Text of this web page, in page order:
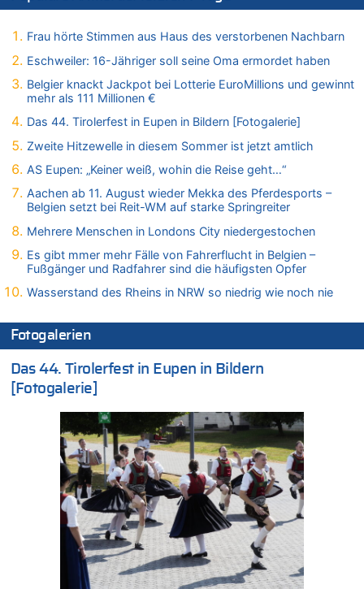
Leipzig, Mechernich und die Frage: Wer steckt hinter den
Leipzig, Mechernich und die Frage: Wer steckt hinter den
Drohnen mit Strengstoff? War es Russland?
08.08.2026 - 20:49 von Marcel Scholzen Eimerscheid zu
Leipzig, Mechernich und die Frage: Wer steckt hinter den
Wasserstand des Rheins in NRW so niedrig wie noch nie
Leipzig, Mechernich und die Frage: Wer steckt hinter den
Drohnen mit Strengstoff? War es Russland?
08.08.2026 - 20:20 von Joseph Meyer zu
Leipzig, Mechernich und die Frage: Wer steckt hinter den
08.08.2026 - 20:19 von Peter G zu
Zwölf Jahre nach Aachener Bankraub: 70-Jähriger gefasst
08.08.2026 - 20:17 von Russentrolle zu
Leipzig, Mechernich und die Frage: Wer steckt hinter den
Drohnen mit Strengstoff? War es Russland?
08.08.2026 - 20:16 von Dax zu
Wasserstand des Rheins in NRW so niedrig wie noch nie
08.08.2026 - 20:13 von Dax zu
Zweite Hitzewelle in diesem Sommer ist jetzt amtlich
08.08.2026 - 20:09 von Dax zu
Zweite Hitzewelle in diesem Sommer ist jetzt amtlich
08.08.2026 - 20:06 von Dax zu
Zweite Hitzewelle in diesem Sommer ist jetzt amtlich
08.08.2026 - 19:00 von Peter G zu
Frau hörte Stimmen aus Haus des verstorbenen Nachbarn
Eschweiler: 16-Jähriger soll seine Oma ermordet haben
Belgier knackt Jackpot bei Lotterie EuroMillions und gewinnt
mehr als 111 Millionen €
Das 44. Tirolerfest in Eupen in Bildern [Fotogalerie]
Zweite Hitzewelle in diesem Sommer ist jetzt amtlich
AS Eupen: „Keiner weiß, wohin die Reise geht…“
Aachen ab 11. August wieder Mekka des Pferdesports –
Belgien setzt bei Reit-WM auf starke Springreiter
Mehrere Menschen in Londons City niedergestochen
Es gibt mmer mehr Fälle von Fahrerflucht in Belgien –
Fußgänger und Radfahrer sind die häufigsten Opfer
Wasserstand des Rheins in NRW so niedrig wie noch nie
Fotogalerien
Das 44. Tirolerfest in Eupen in Bildern
[Fotogalerie]